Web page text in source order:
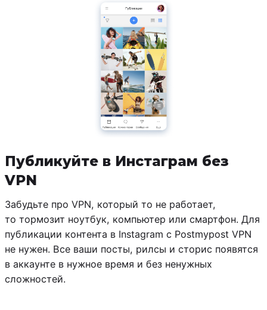
Публикуйте в Инстаграм без
VPN
Забудьте про VPN, который то не работает,
то тормозит ноутбук, компьютер или смартфон. Для
публикации контента в Instagram с Postmypost VPN
не нужен. Все ваши посты, рилсы и сторис появятся
в аккаунте в нужное время и без ненужных
сложностей.